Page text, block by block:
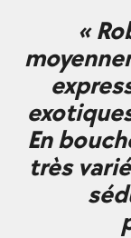
«
En
très